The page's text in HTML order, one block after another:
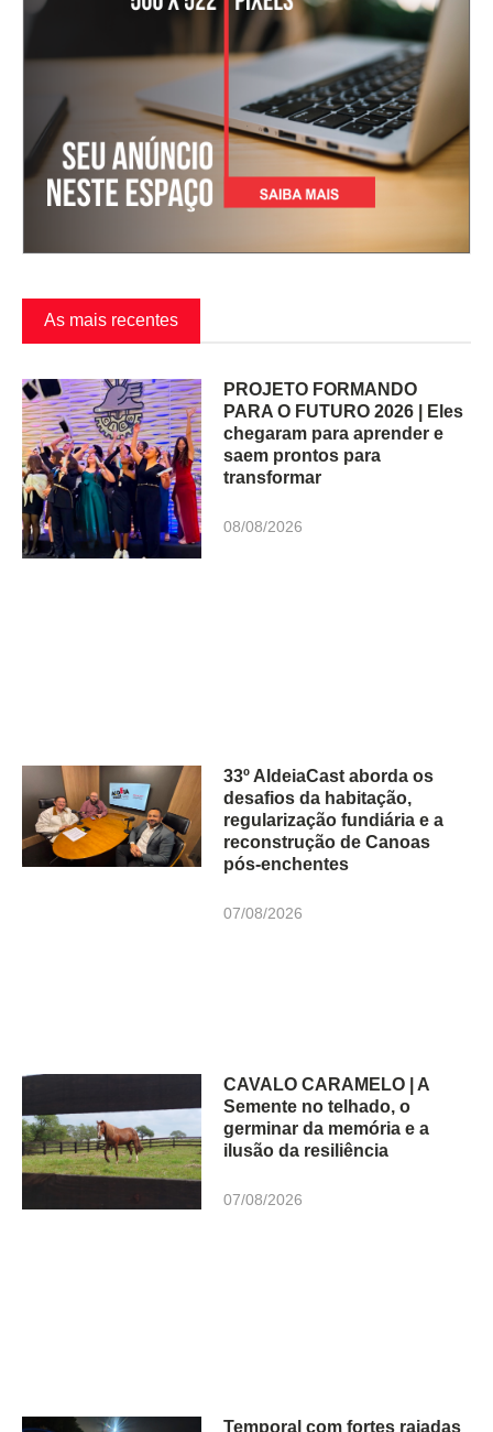
As mais recentes
PROJETO FORMANDO
PARA O FUTURO 2026 | Eles
chegaram para aprender e
saem prontos para
transformar
08/08/2026
33º AldeiaCast aborda os
desafios da habitação,
regularização fundiária e a
reconstrução de Canoas
pós-enchentes
07/08/2026
CAVALO CARAMELO | A
Semente no telhado, o
germinar da memória e a
ilusão da resiliência
07/08/2026
Temporal com fortes rajadas